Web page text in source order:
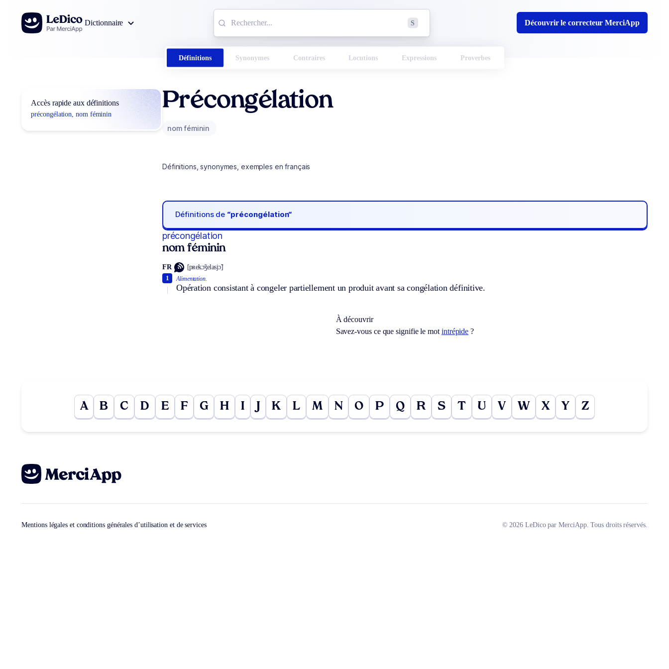
Aller au contenu
Dictionnaire
S Découvrir le correcteur MerciApp
Définitions Synonymes Contraires Locutions Expressions Proverbes
Accès rapide aux définitions
précongélation, nom féminin
Précongélation
nom féminin
Définitions, synonymes, exemples en français
Définitions de “précongélation“
précongélation
nom féminin
FR [pʀekɔ̃ʒelasjɔ̃]
Alimentation.
Opération consistant à congeler partiellement un produit avant sa congélation définitive.
1
À découvrir
Savez-vous ce que signifie le mot intrépide ?
A B C D E F G H I K L M N O P Q R S T U V W X Y Z
Mentions légales et conditions générales d’utilisation et de services © 2026 LeDico par MerciApp. Tous droits réservés.